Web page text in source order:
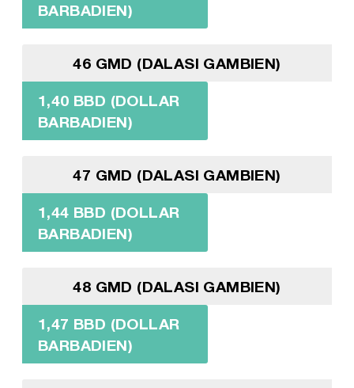
BARBADIEN)
46 GMD (DALASI GAMBIEN)
1,40 BBD (DOLLAR
BARBADIEN)
47 GMD (DALASI GAMBIEN)
1,44 BBD (DOLLAR
BARBADIEN)
48 GMD (DALASI GAMBIEN)
1,47 BBD (DOLLAR
BARBADIEN)